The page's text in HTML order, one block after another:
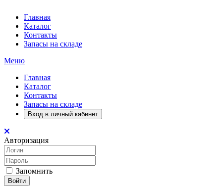
Главная
Каталог
Контакты
Запасы на складе
Меню
Главная
Каталог
Контакты
Запасы на складе
Вход в личный кабинет
Авторизация
Запомнить
Войти